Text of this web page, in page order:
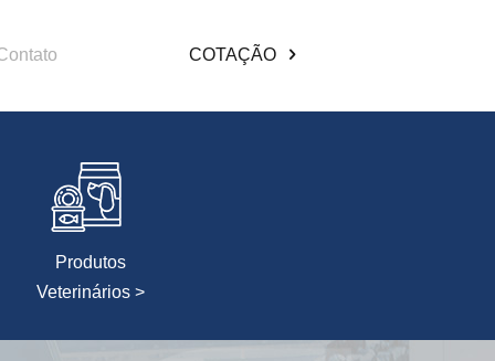
COTAÇÃO
Produtos
Veterinários >